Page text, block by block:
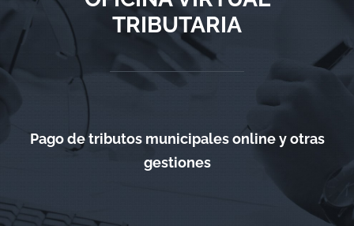
TRIBUTARIA
Pago de tributos municipales online y otras
gestiones